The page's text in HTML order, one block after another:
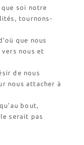
soi notre
tournons-
que nous
nous et
de nous
nous attacher à
bout,
serait pas